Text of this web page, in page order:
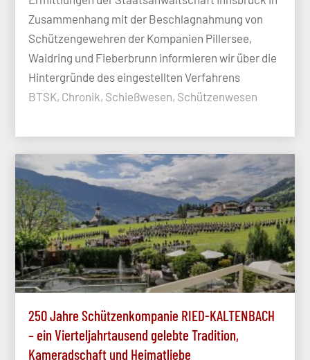
Zusammenhang mit der Beschlagnahmung von
Schützengewehren der Kompanien Pillersee,
Waidring und Fieberbrunn informieren wir über die
Hintergründe des eingestellten Verfahrens
BTSK, Chronik, Schießwesen, Schützenwesen
250 Jahre Schützenkompanie RIED-KALTENBACH
– ein Vierteljahrtausend gelebte Tradition,
Kameradschaft und Heimatliebe